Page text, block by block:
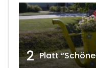
2 Platt